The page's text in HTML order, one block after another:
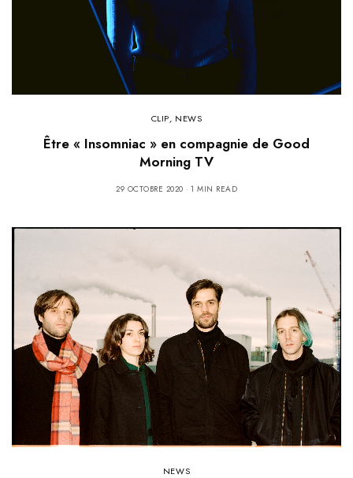
CLIP, NEWS
Être « Insomniac » en compagnie de Good
Morning TV
29 OCTOBRE 2020 1 MIN READ
NEWS